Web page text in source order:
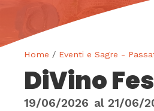
Home / Eventi e Sagre -
DiVino
19/06/2026 al 21/06/